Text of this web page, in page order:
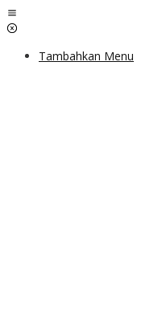
Lewati
ke
Tambahkan Menu